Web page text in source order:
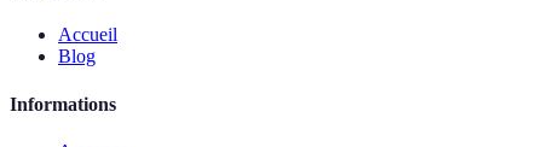
Accueil
Blog
Informations